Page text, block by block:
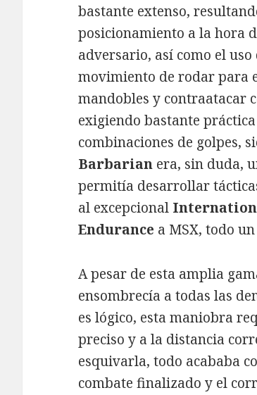
bastante extenso,
posicionamiento a la hora
adversario, así como el
movimiento de rodar para
mandobles y contraatacar
exigiendo bastante
combinaciones de golpes,
Barbarian era, sin duda,
permitía desarrollar
al excepcional
Endurance a MSX, todo
A pesar de esta amplia
ensombrecía a todas las
es lógico, esta maniobra
preciso y a la distancia
esquivarla, todo acababa
combate finalizado y el